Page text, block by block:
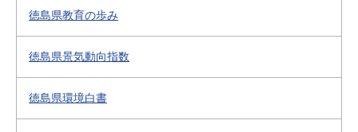
徳島県教育の歩み
徳島県景気動向指数
徳島県環境白書